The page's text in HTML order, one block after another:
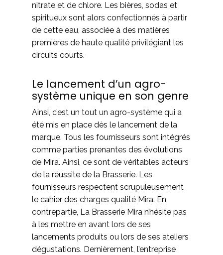
nitrate et de chlore. Les bières, sodas et
spiritueux sont alors confectionnés à partir
de cette eau, associée à des matières
premières de haute qualité privilégiant les
circuits courts.
Le lancement d’un agro-
système unique en son genre
Ainsi, c’est un tout un agro-système qui a
été mis en place dès le lancement de la
marque. Tous les fournisseurs sont intégrés
comme parties prenantes des évolutions
de Mira. Ainsi, ce sont de véritables acteurs
de la réussite de la Brasserie. Les
fournisseurs respectent scrupuleusement
le cahier des charges qualité Mira. En
contrepartie, La Brasserie Mira n’hésite pas
à les mettre en avant lors de ses
lancements produits ou lors de ses ateliers
dégustations. Dernièrement, l’entreprise